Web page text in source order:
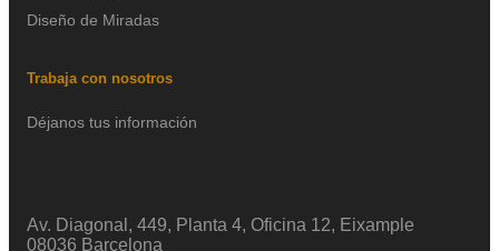
Diseño de Miradas
Trabaja con nosotros
Déjanos tus información
Av. Diagonal, 449, Planta 4, Oficina 12, Eixample
08036 Barcelona